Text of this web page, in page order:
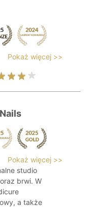
Pokaż więcej >>
Pokaż więcej >>
studio
brwi. W
a także